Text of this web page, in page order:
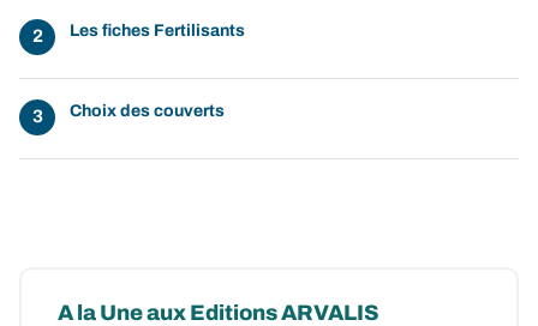
Les fiches Fertilisants
Choix des couverts
A la Une aux Editions ARVALIS